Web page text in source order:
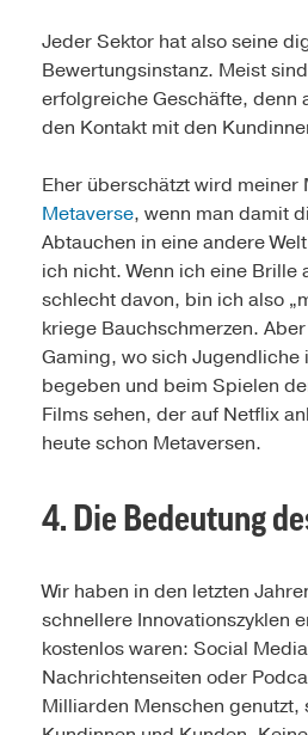
Jeder Sektor hat also seine
Bewertungsinstanz. Meist
erfolgreiche Geschäfte, denn
den Kontakt mit den
Eher überschätzt wird meiner
Metaverse, wenn man damit
Abtauchen in eine andere
ich nicht. Wenn ich eine Brille
schlecht davon, bin ich also
kriege Bauchschmerzen.
Gaming, wo sich Jugendliche
begeben und beim Spielen
Films sehen, der auf Netflix
heute schon Metaversen.
4. Die Bedeutung
Wir haben in den letzten
schnellere Innovationszyklen
kostenlos waren: Social
Nachrichtenseiten oder
Milliarden Menschen genutzt,